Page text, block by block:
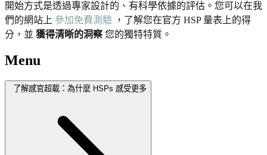
開始方式是透過專家設計的、有科學依據的評估。您可以在我
們的網站上 參加免費測驗 ，了解您在官方 HSP 量表上的得
分，並 獲得清晰的洞察 您的獨特特質。
Menu
了解感官超載：為什麼 HSPs 感受更多